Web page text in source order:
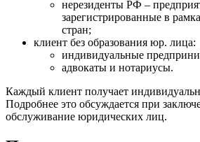
нерезиденты РФ –
зарегистрированные в
стран;
клиент без образования юр. лица:
индивидуальные
адвокаты и нотариусы.
Каждый клиент получает
Подробнее это обсуждается при
обслуживание юридических лиц.